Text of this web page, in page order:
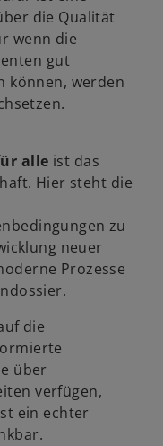
die Qualität
wenn die
gut
können, werden
alle ist das
Hier steht die
zu
neuer
Prozesse
die
über
verfügen,
ein echter